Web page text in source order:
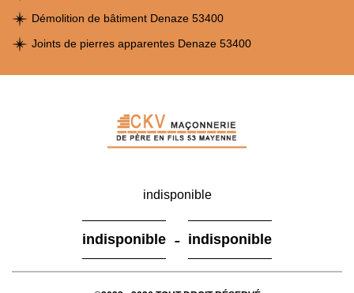
Démolition de bâtiment Denaze 53400
Joints de pierres apparentes Denaze 53400
indisponible
indisponible - indisponible